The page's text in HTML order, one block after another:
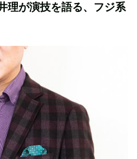
理が演技を語る、フジ系